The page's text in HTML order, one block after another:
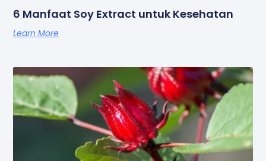
6 Manfaat Soy Extract untuk Kesehatan
Learn More